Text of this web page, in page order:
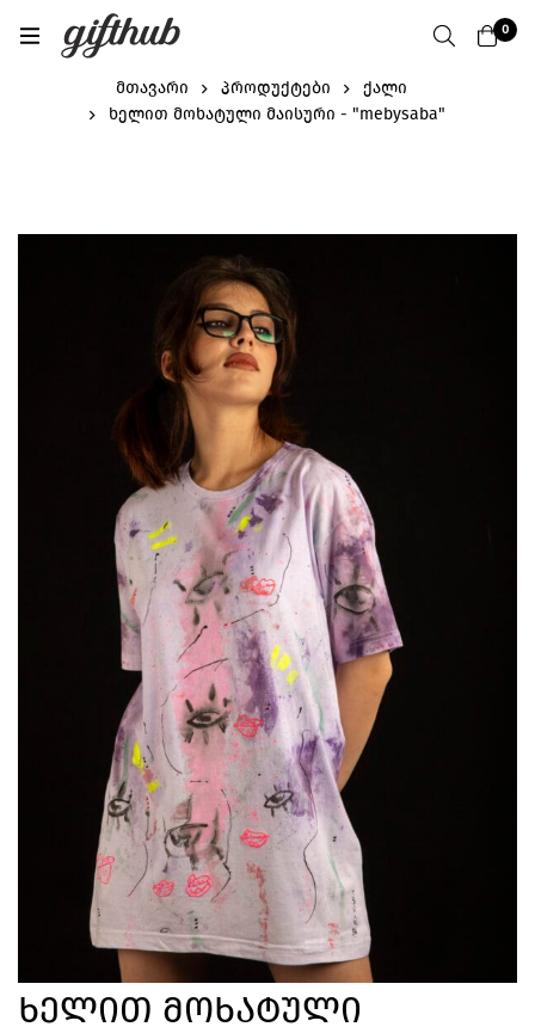
0
მთავარი პროდუქტები
ქალი
ხელით მოხატული მაისური - "mebysaba"
Ხელით Მოხატული